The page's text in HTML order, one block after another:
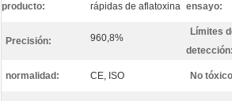
producto:
rápidas de aflatoxina ensayo:
Precisión: 960,8%
Límites
detección:
normalidad: CE, ISO No